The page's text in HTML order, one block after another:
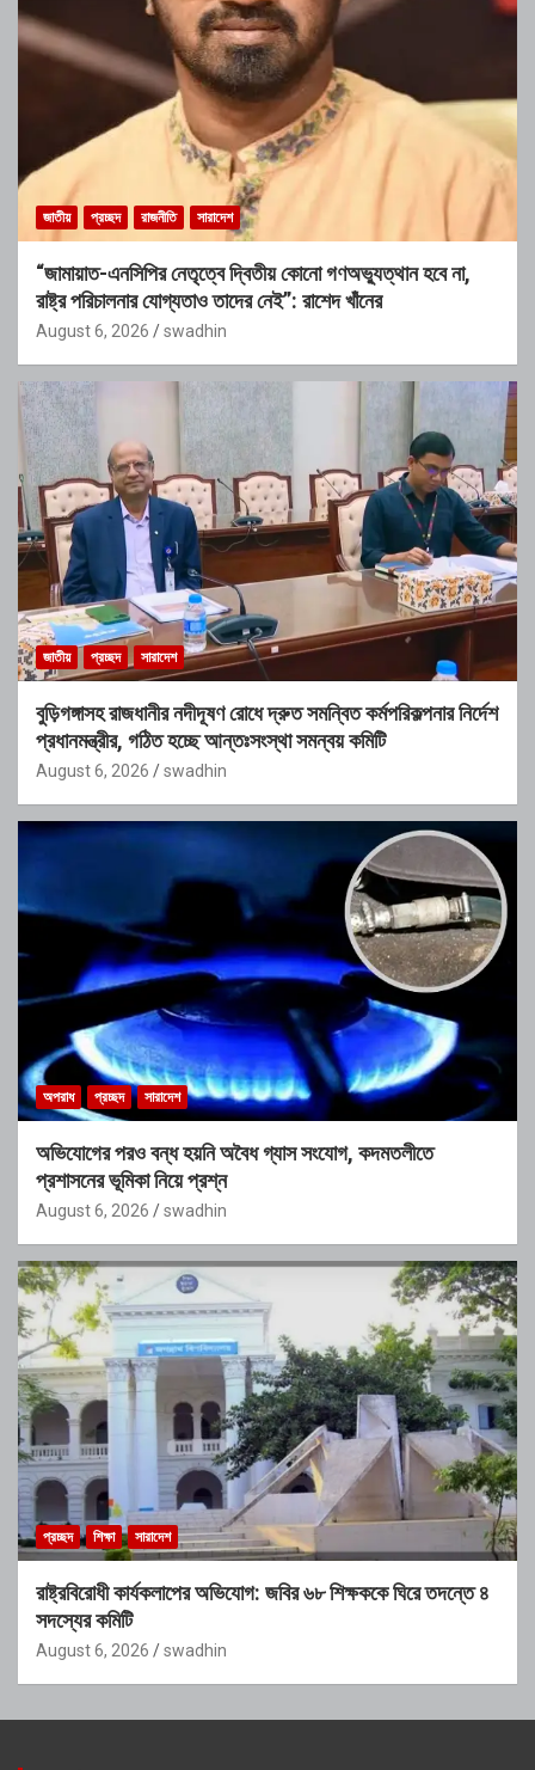
জাতীয় প্রচ্ছদ রাজনীতি সারাদেশ
“জামায়াত-এনসিপির নেতৃত্বে দ্বিতীয় কোনো গণঅভ্যুত্থান হবে না,
রাষ্ট্র পরিচালনার যোগ্যতাও তাদের নেই”: রাশেদ খাঁনের
August 6, 2026 swadhin
জাতীয় প্রচ্ছদ সারাদেশ
বুড়িগঙ্গাসহ রাজধানীর নদীদূষণ রোধে দ্রুত সমন্বিত কর্মপরিকল্পনার নির্দেশ
প্রধানমন্ত্রীর, গঠিত হচ্ছে আন্তঃসংস্থা সমন্বয় কমিটি
August 6, 2026 swadhin
অপরাধ প্রচ্ছদ সারাদেশ
অভিযোগের পরও বন্ধ হয়নি অবৈধ গ্যাস সংযোগ, কদমতলীতে
প্রশাসনের ভূমিকা নিয়ে প্রশ্ন
August 6, 2026 swadhin
প্রচ্ছদ শিক্ষা সারাদেশ
রাষ্ট্রবিরোধী কার্যকলাপের অভিযোগ: জবির ৬৮ শিক্ষককে ঘিরে তদন্তে ৪
সদস্যের কমিটি
August 6, 2026 swadhin